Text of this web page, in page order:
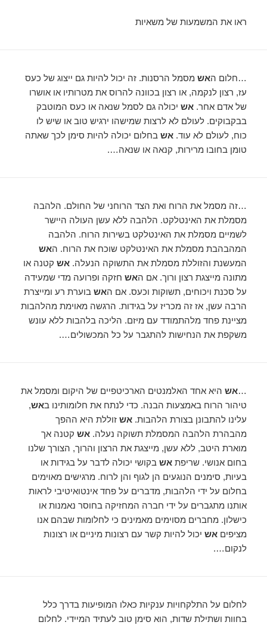
ראו את המשמעות של משאיות
…חלום האש מסמל הרסנות. זה יכול להיות גם ייצוג של כעס
עז, רצון לנקמה, או רצון בכוונה להרוס את מטרותיו או אושרו
של אדם אחר.אש יכולה גם לסמל שנאה או כעס המוטבק
בבקבוקים. לעולם לא לרצות שמישהו ירגיש טוב או שיש לו
כוח, לעולם לא עוד.אש בחלום יכולה להיות סימן לכך שאתה
טומן בחובו מרירות, קנאה או שנאה….
…זה מסמל את הרוח ואת הצד הרוחני של החולם. הלהבה
מסמלת את האינטלקט. הלהבה ללא עשן העולה היישר
לשמיים מסמלת את האינטלקט בשירות הרוח. הלהבה
המהבהבת מסמלת את האינטלקט שוכח את הרוח. האש
המעשנת והזוללת מסמלת את התשוקה הנעלה.אש קטנה או
מתונה מייצגת רצון ורוך. אם האש חזקה ופרועה מדי שמעידה
על סכנת ויכוחים, תשוקות וכעס. אם האש בוערת רע ומייצרת
הרבה עשן, אז זה מכריז על בגידות. הרגשה מאוימת מהלהבות
מציינת פחד מלהתמודד עם מיזם. הליכה בלהבות ללא עונש
משקפת את הנחישות להתגבר על כל המכשולים….
…אש היא אחד האלמנטים הארכיטפיים של היקום ומסמל את
טיהור הרוח באמצעות הבנה. כדי לנתח את חלומותינו באש,
עלינו להתבונן בצורת הלהבות.אש זוללת היא ההפך
מהבהרת הלהבה המסמלת תשוקה נעלה.אש קטנה אך
מוארת היטב, ללא עשן, מייצגת את הרצון והרוך, הצורך שלנו
בחום אנושי. שריפתאש בקושי יכולה לדבר על בגידות או
בעיות, סימנים הנוגעים הן לגוף והן לרוח. מרגישים מאוימים
בחלום על ידי הלהבות, מדברים על פחד אינטואיטיבי לראות
אותנו מתגברים על ידי חברה המחזיקה בחוסר נאמנות או
כישלון. מחברים מסוימים מאמינים כי לחלומות שבהם אנו
מציפיםאש יכול להיות קשר עם רצונות מיניים או רצונות
לנקום….
לחלום על התלקחויות ענקיות כאלו המופיעות בדרך כלל
בחוות ושתילת שדות, הוא סימן טוב לעתיד המיידי. לחלום